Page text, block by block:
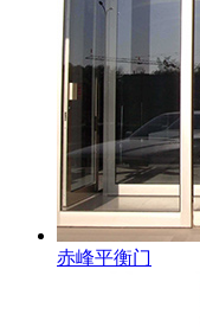
赤峰平衡门